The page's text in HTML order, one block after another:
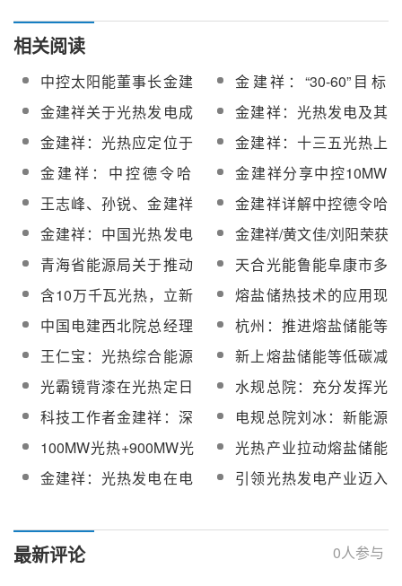
相关阅读
中控太阳能董事长金建
祥荣获“庆祝中华人民共
和国成立70周年”纪念章
金建祥：“30-60”目标
下，应充分发挥光热发
电低碳清洁、自带储
能、电网友好等优势
金建祥关于光热发电成
本下降四个阶段及实现
条件的思考与分析
金建祥：光热发电及其
在风光大基地中的应用
金建祥：光热应定位于
灵活调节电源，配合光
伏风电发挥储能优势
金建祥：十三五光热上
网电价有望降至1.0元/千
瓦时以内
金建祥：中控德令哈
10MW塔式熔盐光热电
站运行经验
金建祥分享中控10MW
塔式电站熔盐系统近一
年运营经验
王志峰、孙锐、金建祥
荣获CSPPLAZA
AWARDS2017个人贡献
奖
金建祥详解中控德令哈
10MW太阳能热发电站
运行数据
金建祥：中国光热发电
行业发展前景光明 但机
遇与挑战并存
金建祥/黄文佳/刘阳荣获
CSPPLAZA AWARDS
2018年度人物奖
青海省能源局关于推动
“十四五”光热发电项目规
模化发展的通知
天合光能鲁能阜康市多
能互补（暨新能源市场
化并网）项目特供专列
启程！
含10万千瓦光热，立新
能源与华电新能源合作
拟投建“疆电外送”三通道
配套电源项目
熔盐储热技术的应用现
状与研究进展
中国电建西北院总经理
武建学：积极推进熔盐
储热等新型储能项目建
设
杭州：推进熔盐储能等
技术攻关及产业化发
展、突破太阳能聚光发
电系统
王仁宝：光热综合能源
供应技术应用实践
新上熔盐储能等低碳减
排项目，坚定不移走高
质量发展之路
光霸镜背漆在光热定日
镜上的优势
水规总院：充分发挥光
热支撑调节能力，开发
建设新能源大基地
科技工作者金建祥：深
耕光热领域，打造“中国
名片”
电规总院刘冰：新能源
大基地中的光热发电
100MW光热+900MW光
伏！首航高科参建的兵
地融合3GW光伏基地项
光热产业拉动熔盐储能
需求
金建祥：光热发电在电
引领光热发电产业迈入
最新评论 0人参与